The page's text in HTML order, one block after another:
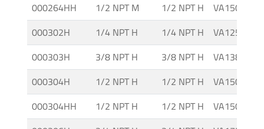
000264HH
1/2 NPT M 1/2 NPT H
VA150M A
000302H
1/4 NPT H 1/4 NPT H
VA125 IG
000303H
3/8 NPT H 3/8 NPT H
VA138 IG
000304H
1/2 NPT H 1/2 NPT H
VA150 IG
000304HH
1/2 NPT H 1/2 NPT H
VA150 IG-